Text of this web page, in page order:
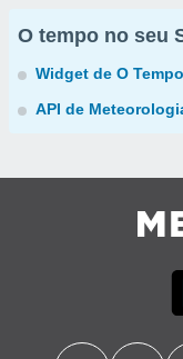
O tempo no seu
Widget de O Tempo
API de